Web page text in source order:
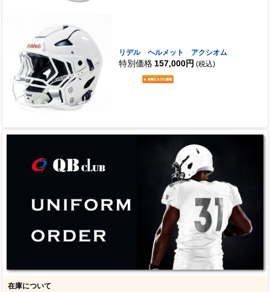
リデル ヘルメット アクシオム
特別価格 157,000円 (税込)
在庫について